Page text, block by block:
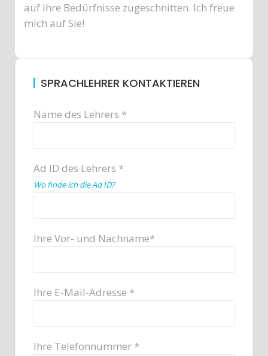
auf Ihre Bedürfnisse zugeschnitten. Ich freue
mich auf Sie!
SPRACHLEHRER KONTAKTIEREN
Name des Lehrers *
Ad ID des Lehrers *
Wo finde ich die Ad ID?
Ihre Vor- und Nachname*
Ihre E-Mail-Adresse *
Ihre Telefonnummer *